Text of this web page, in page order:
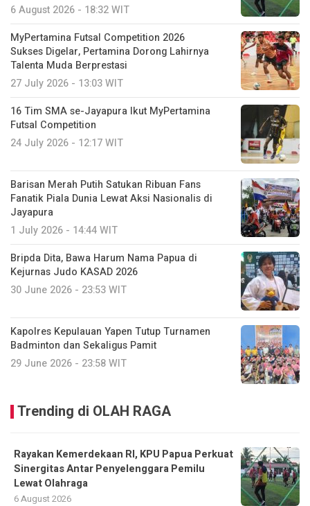
6 August 2026 - 18:32 WIT
MyPertamina Futsal Competition 2026
Sukses Digelar, Pertamina Dorong Lahirnya
Talenta Muda Berprestasi
27 July 2026 - 13:03 WIT
16 Tim SMA se-Jayapura Ikut MyPertamina
Futsal Competition
24 July 2026 - 12:17 WIT
Barisan Merah Putih Satukan Ribuan Fans
Fanatik Piala Dunia Lewat Aksi Nasionalis di
Jayapura
1 July 2026 - 14:44 WIT
Bripda Dita, Bawa Harum Nama Papua di
Kejurnas Judo KASAD 2026
30 June 2026 - 23:53 WIT
Kapolres Kepulauan Yapen Tutup Turnamen
Badminton dan Sekaligus Pamit
29 June 2026 - 23:58 WIT
Trending di OLAH RAGA
Rayakan Kemerdekaan RI, KPU Papua Perkuat
Sinergitas Antar Penyelenggara Pemilu
Lewat Olahraga
6 August 2026